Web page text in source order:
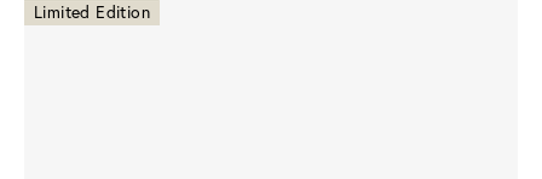
Limited Edition